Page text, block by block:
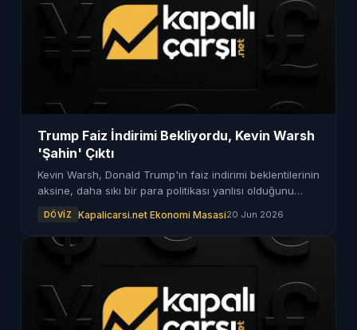
Trump Faiz İndirimi Bekliyordu, Kevin Warsh
'Şahin' Çıktı
Kevin Warsh, Donald Trump'ın faiz indirimi beklentilerinin
aksine, daha sıkı bir para politikası yanlısı olduğunu
DÖVIZ Kapalicarsi.net Ekonomi Masasi20 Jun 2026